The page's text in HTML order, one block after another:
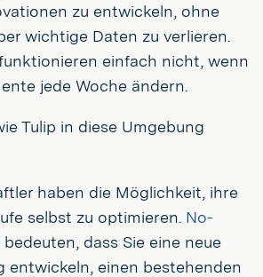
zu entwickeln, ohne
wichtige Daten zu verlieren.
einfach nicht, wenn
jede Woche ändern.
Tulip in diese Umgebung
haben die Möglichkeit, ihre
selbst zu optimieren. No-
bedeuten, dass Sie eine neue
entwickeln, einen bestehenden